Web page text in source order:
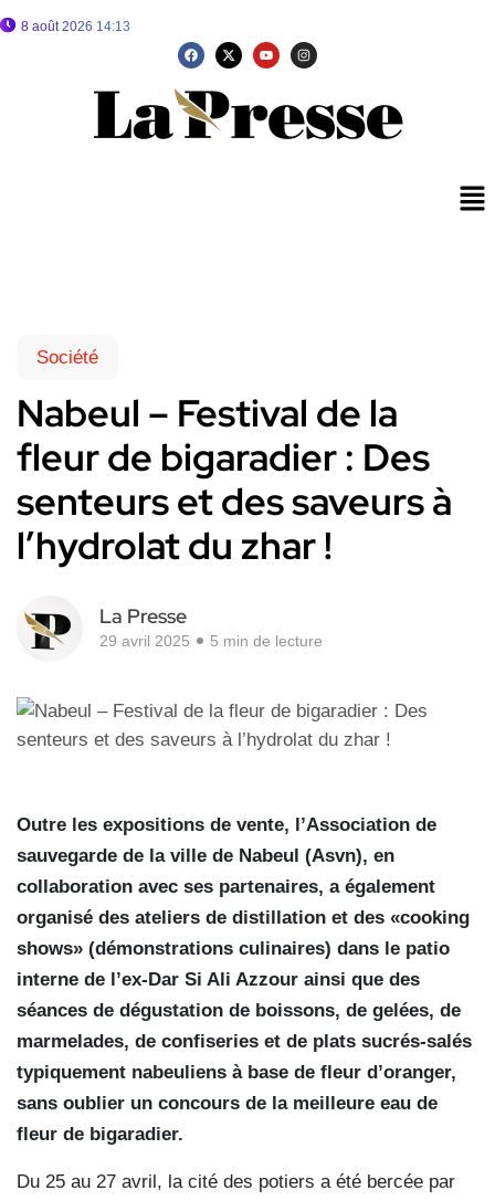
8 août 2026 14:13
Société
Nabeul – Festival de la
fleur de bigaradier : Des
senteurs et des saveurs à
l’hydrolat du zhar !
La Presse
29 avril 2025 5 min de lecture
Outre les expositions de vente, l’Association de
sauvegarde de la ville de Nabeul (Asvn), en
collaboration avec ses partenaires, a également
organisé des ateliers de distillation et des «cooking
shows» (démonstrations culinaires) dans le patio
interne de l’ex-Dar Si Ali Azzour ainsi que des
séances de dégustation de boissons, de gelées, de
marmelades, de confiseries et de plats sucrés-salés
typiquement nabeuliens à base de fleur d’oranger,
sans oublier un concours de la meilleure eau de
fleur de bigaradier.
Du 25 au 27 avril, la cité des potiers a été bercée par